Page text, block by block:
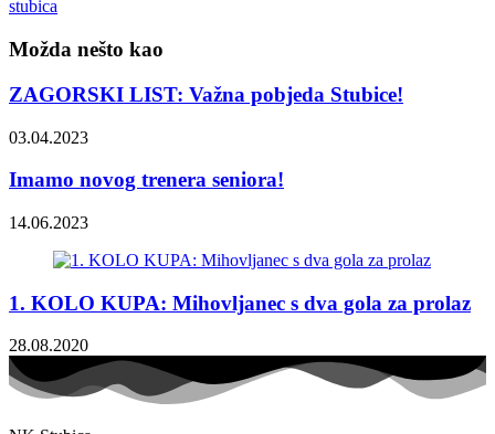
stubica
Možda nešto kao
ZAGORSKI LIST: Važna pobjeda Stubice!
03.04.2023
Imamo novog trenera seniora!
14.06.2023
1. KOLO KUPA: Mihovljanec s dva gola za prolaz
28.08.2020